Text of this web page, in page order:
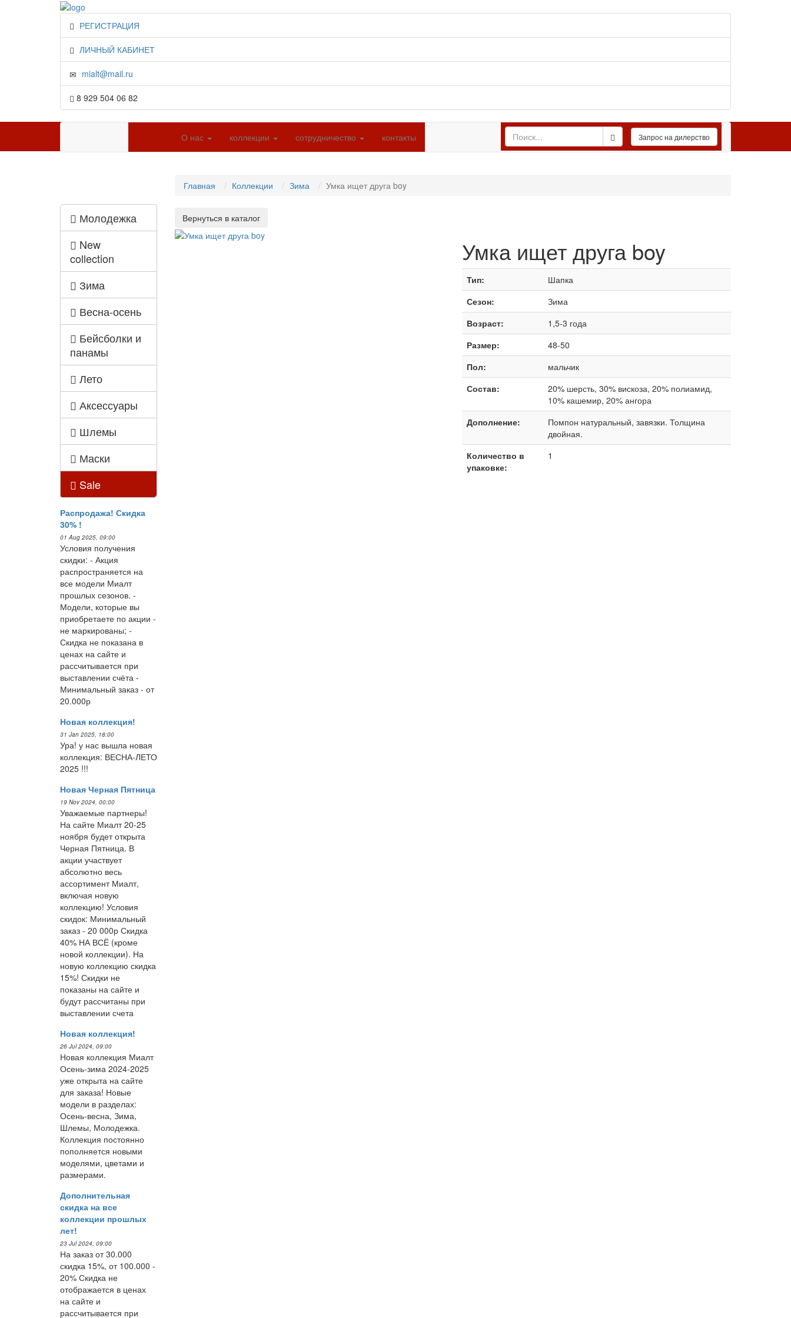
РЕГИСТРАЦИЯ
ЛИЧНЫЙ КАБИНЕТ
mialt@mail.ru
8 929 504 06 82
О нас коллекции сотрудничество контакты
Молодежка
New
collection
Зима
Весна-осень
Бейсболки и
панамы
Лето
Аксессуары
Шлемы
Маски
Sale
Распродажа! Скидка
30% !
01 Aug 2025, 09:00
Условия получения
скидки: - Акция
распространяется на
все модели Миалт
прошлых сезонов. -
Модели, которые вы
приобретаете по акции -
не маркированы; -
Скидка не показана в
ценах на сайте и
рассчитывается при
выставлении счёта -
Минимальный заказ - от
20.000р
Новая коллекция!
31 Jan 2025, 18:00
Ура! у нас вышла новая
коллекция: ВЕСНА-ЛЕТО
2025 !!!
Новая Черная Пятница
19 Nov 2024, 00:00
Уважаемые партнеры!
На сайте Миалт 20-25
ноября будет открыта
Черная Пятница. В
акции участвует
абсолютно весь
ассортимент Миалт,
включая новую
коллекцию! Условия
скидок: Минимальный
заказ - 20 000р Скидка
40% НА ВСЁ (кроме
новой коллекции). На
новую коллекцию скидка
15%! Скидки не
показаны на сайте и
будут рассчитаны при
выставлении счета
Новая коллекция!
26 Jul 2024, 09:00
Новая коллекция Миалт
Осень-зима 2024-2025
уже открыта на сайте
для заказа! Новые
модели в разделах:
Осень-весна, Зима,
Шлемы, Молодежка.
Коллекция постоянно
пополняется новыми
моделями, цветами и
размерами.
Дополнительная
скидка на все
коллекции прошлых
лет!
23 Jul 2024, 09:00
На заказ от 30.000
скидка 15%, от 100.000 -
20% Скидка не
отображается в ценах
на сайте и
рассчитывается при
Главная Коллекции Зима Умка ищет друга boy
Умка ищет друга boy
Тип:
Шапка
Сезон:
Зима
Возраст:
1,5-3 года
Размер:
48-50
Пол:
мальчик
Состав:
20% шерсть, 30% вискоза, 20% полиамид,
10% кашемир, 20% ангора
Дополнение:
Помпон натуральный, завязки. Толщина
двойная.
Количество в
упаковке:
1